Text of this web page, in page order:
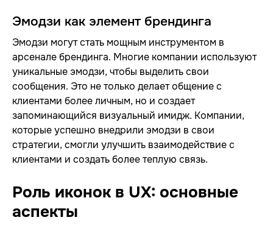
Эмодзи как элемент брендинга
Эмодзи могут стать мощным инструментом в
арсенале брендинга. Многие компании используют
уникальные эмодзи, чтобы выделить свои
сообщения. Это не только делает общение с
клиентами более личным, но и создает
запоминающийся визуальный имидж. Компании,
которые успешно внедрили эмодзи в свои
стратегии, смогли улучшить взаимодействие с
клиентами и создать более теплую связь.
Роль иконок в UX: основные
аспекты